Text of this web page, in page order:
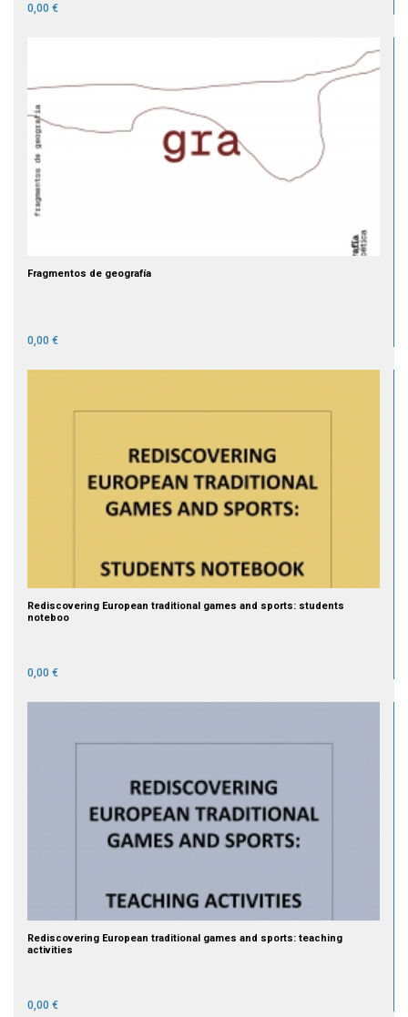
0,00 €
Fragmentos de geografía
0,00 €
Rediscovering European traditional games and sports: students
noteboo
0,00 €
Rediscovering European traditional games and sports: teaching
activities
0,00 €